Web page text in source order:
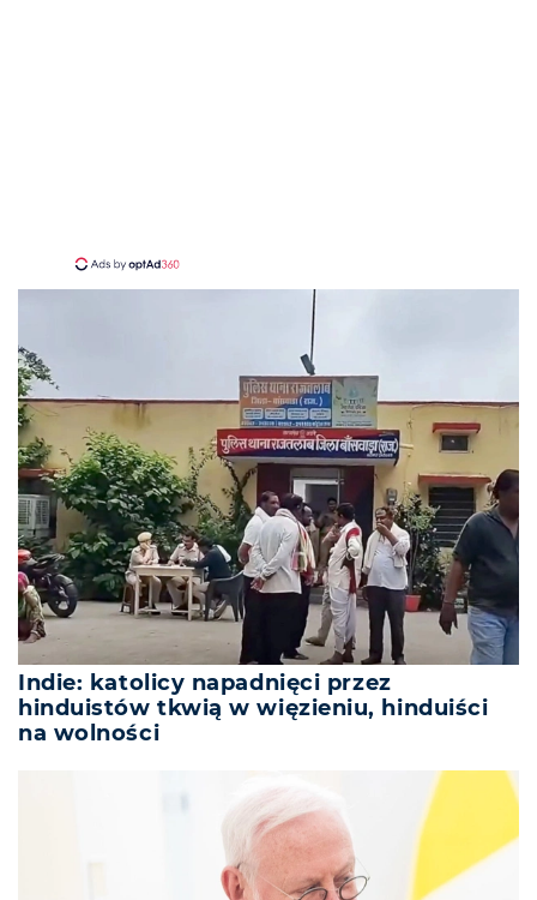
Indie: katolicy napadnięci przez
hinduistów tkwią w więzieniu, hinduiści
na wolności